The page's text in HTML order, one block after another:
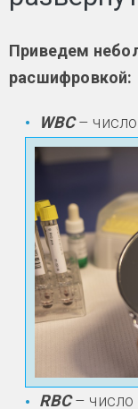
Приведем
расшифровкой:​
WBC–
RBC– число